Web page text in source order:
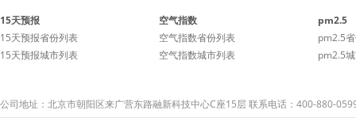
伴您的车子连日洁净。
伴您
15天预报
15天预报省份列表
15天预报城市列表
空气指数
空气指数省份列表
空气指数城市列表
pm2.5
pm2.5
pm2.5
公司地址：北京市朝阳区来广营东路融新科技中心C座15层 联系电话：400-880-